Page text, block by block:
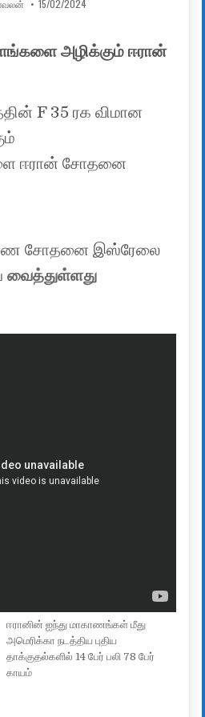
PUBLISHED DATE:
15/02/2024
அழிக்கும் ஈரான்
F 35 ரக விமான
ஈரான் சோதனை
சோதனை இஸ்ரேலை
வைத்துள்ளது
ஈரானின் ஐந்து மாகாணங்கள் மீது
அமெரிக்கா நடத்திய புதிய
தாக்குதல்களில் 14 பேர் பலி 78 பேர்
காயம்